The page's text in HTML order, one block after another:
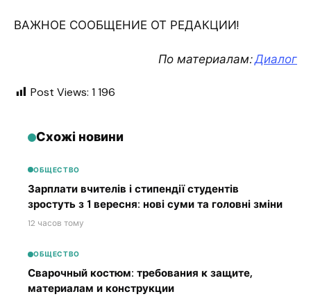
ВАЖНОЕ СООБЩЕНИЕ ОТ РЕДАКЦИИ!
По материалам:Диалог
Post Views: 1 196
Схожі новини
ОБЩЕСТВО
Зарплати вчителів і стипендії студентів
зростуть з 1 вересня: нові суми та головні зміни
12 часов тому
ОБЩЕСТВО
Сварочный костюм: требования к защите,
материалам и конструкции